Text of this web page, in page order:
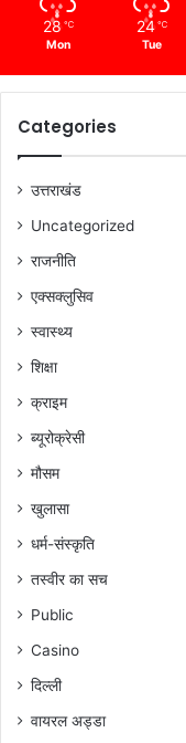
28 ℃
Mon
24 ℃
Tue
Categories
उत्तराखंड
Uncategorized
राजनीति
एक्सक्लुसिव
स्वास्थ्य
शिक्षा
क्राइम
ब्यूरोक्रेसी
मौसम
खुलासा
धर्म-संस्कृति
तस्वीर का सच
Public
Casino
दिल्ली
वायरल अड्डा